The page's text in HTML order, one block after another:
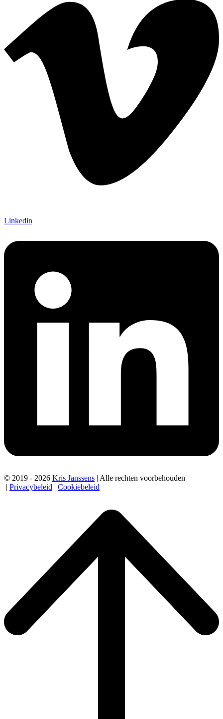
Linkedin
© 2019 - 2026 Kris Janssens | Alle rechten voorbehouden
| Privacybeleid | Cookiebeleid